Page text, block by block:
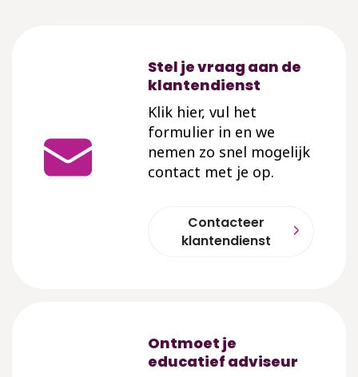
Stel je vraag aan de
klantendienst
Klik hier, vul het
formulier in en we
nemen zo snel mogelijk
contact met je op.
Contacteer
klantendienst
Ontmoet je
educatief adviseur